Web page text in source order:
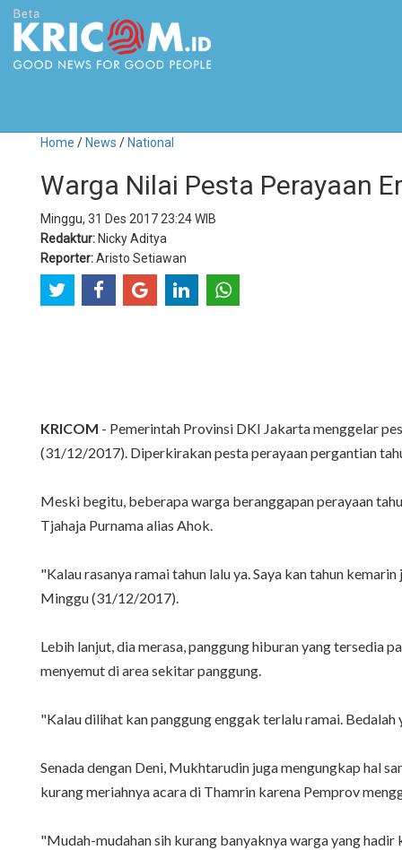
Home / News / National
Warga Nilai Pesta Perayaan
Minggu, 31 Des 2017 23:24 WIB
Redaktur: Nicky Aditya
Reporter:Aristo Setiawan
KRICOM - Pemerintah Provinsi DKI Jakarta menggelar
(31/12/2017). Diperkirakan pesta perayaan pergantian
Meski begitu, beberapa warga beranggapan perayaan
Tjahaja Purnama alias Ahok.
"Kalau rasanya ramai tahun lalu ya. Saya kan tahun
Minggu (31/12/2017).
Lebih lanjut, dia merasa, panggung hiburan yang tersedia
menyemut di area sekitar panggung.
"Kalau dilihat kan panggung enggak terlalu ramai. Bedalah
Senada dengan Deni, Mukhtarudin juga mengungkap hal
kurang meriahnya acara di Thamrin karena Pemprov
"Mudah-mudahan sih kurang banyaknya warga yang